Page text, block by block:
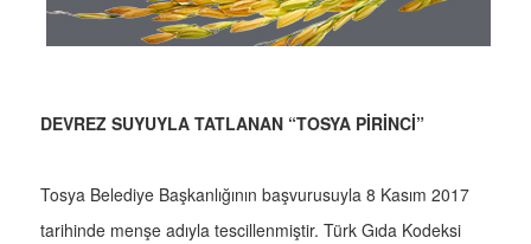
DEVREZ SUYUYLA TATLANAN “TOSYA PİRİNCİ”
Tosya Belediye Başkanlığının başvurusuyla 8 Kasım 2017
tarihinde menşe adıyla tescillenmiştir. Türk Gıda Kodeksi